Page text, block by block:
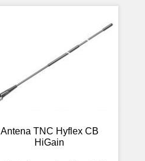
Antena TNC Hyflex CB
HiGain